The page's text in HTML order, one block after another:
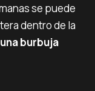
se puede
dentro de la
burbuja